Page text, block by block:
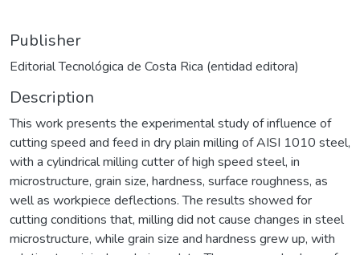
Publisher
Editorial Tecnológica de Costa Rica (entidad editora)
Description
This work presents the experimental study of influence of
cutting speed and feed in dry plain milling of AISI 1010 steel,
with a cylindrical milling cutter of high speed steel, in
microstructure, grain size, hardness, surface roughness, as
well as workpiece deflections. The results showed for
cutting conditions that, milling did not cause changes in steel
microstructure, while grain size and hardness grew up, with